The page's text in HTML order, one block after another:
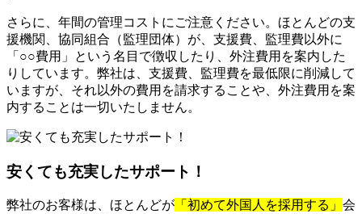
さらに、年間の管理コストにご注意ください。ほとんどの支
援機関、協同組合（監理団体）が、支援費、監理費以外に
「○○費用」という名目で徴収したり、外注費用を案内した
りしています。弊社は、支援費、監理費を最低限に削減して
いますが、それ以外の費用を請求することや、外注費用を案
内することは一切いたしません。
安くても充実したサポート！
弊社のお客様は、ほとんどが 「初めて外国人を採用する」 会